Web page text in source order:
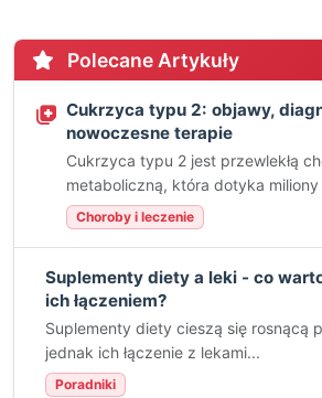
Polecane Artykuły
Cukrzyca typu 2: objawy,
nowoczesne terapie
Cukrzyca typu 2 jest przewlekłą
metaboliczną, która dotyka miliony
Choroby i leczenie
Suplementy diety a leki - co
ich łączeniem?
Suplementy diety cieszą się rosnącą
jednak ich łączenie z lekami...
Poradniki